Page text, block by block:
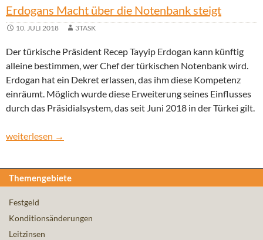
Erdogans Macht über die Notenbank steigt
10. JULI 2018 3TASK
Der türkische Präsident Recep Tayyip Erdogan kann künftig
alleine bestimmen, wer Chef der türkischen Notenbank wird.
Erdogan hat ein Dekret erlassen, das ihm diese Kompetenz
einräumt. Möglich wurde diese Erweiterung seines Einflusses
durch das Präsidialsystem, das seit Juni 2018 in der Türkei gilt.
Erdogans Macht über die Notenbank steigt
weiterlesen →
Themengebiete
Festgeld
Konditionsänderungen
Leitzinsen